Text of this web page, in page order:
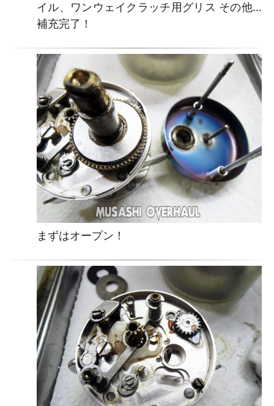
イル、ワンウェイクラッチ用グリス その他…
補充完了！
まずはオープン！